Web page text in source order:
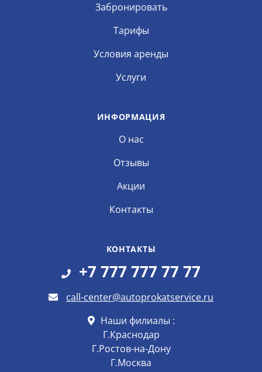
Забронировать
Тарифы
Условия аренды
Услуги
ИНФОРМАЦИЯ
О нас
Отзывы
Акции
Контакты
КОНТАКТЫ
+7 777 777 77 77
call-center@autoprokatservice.ru
Наши филиалы :
Г.Краснодар
Г.Ростов-на-Дону
Г.Москва